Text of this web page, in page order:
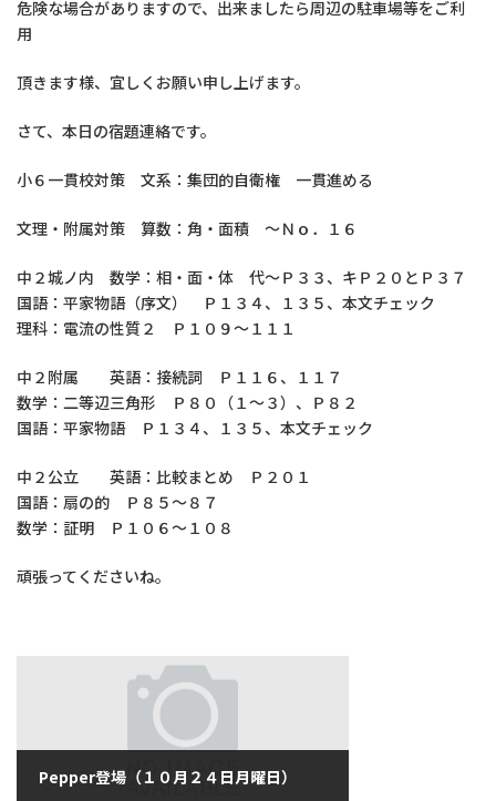
危険な場合がありますので、出来ましたら周辺の駐車場等をご利
用
頂きます様、宜しくお願い申し上げます。
さて、本日の宿題連絡です。
小６一貫校対策 文系：集団的自衛権 一貫進める
文理・附属対策 算数：角・面積 ～Ｎｏ．１６
中２城ノ内 数学：相・面・体 代～Ｐ３３、キＰ２０とＰ３７
国語：平家物語（序文） Ｐ１３４、１３５、本文チェック
理科：電流の性質２ Ｐ１０９～１１１
中２附属 英語：接続詞 Ｐ１１６、１１７
数学：二等辺三角形 Ｐ８０（１～３）、Ｐ８２
国語：平家物語 Ｐ１３４、１３５、本文チェック
中２公立 英語：比較まとめ Ｐ２０１
国語：扇の的 Ｐ８５～８７
数学：証明 Ｐ１０６～１０８
頑張ってくださいね。
Pepper登場（１０月２４日月曜日）